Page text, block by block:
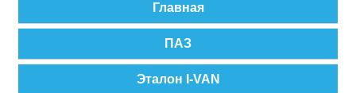
Главная
ПАЗ
Эталон I-VAN